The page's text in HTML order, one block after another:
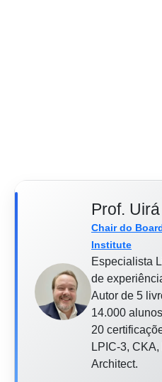
Prof.
Chair do
Institute
Especialista
de
Autor de 5
14.000
20
LPIC-3,
Architect.